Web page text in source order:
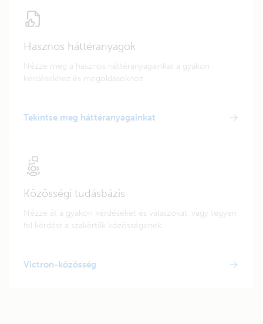
Hasznos háttéranyagok
Nézze meg a hasznos háttéranyagainkat a gyakori
kérdésekhez és megoldásokhoz.
Tekintse meg háttéranyagainkat
Közösségi tudásbázis
Nézze át a gyakori kérdéseket és válaszokat, vagy tegyen
fel kérdést a szakértők közösségének.
Victron-közösség